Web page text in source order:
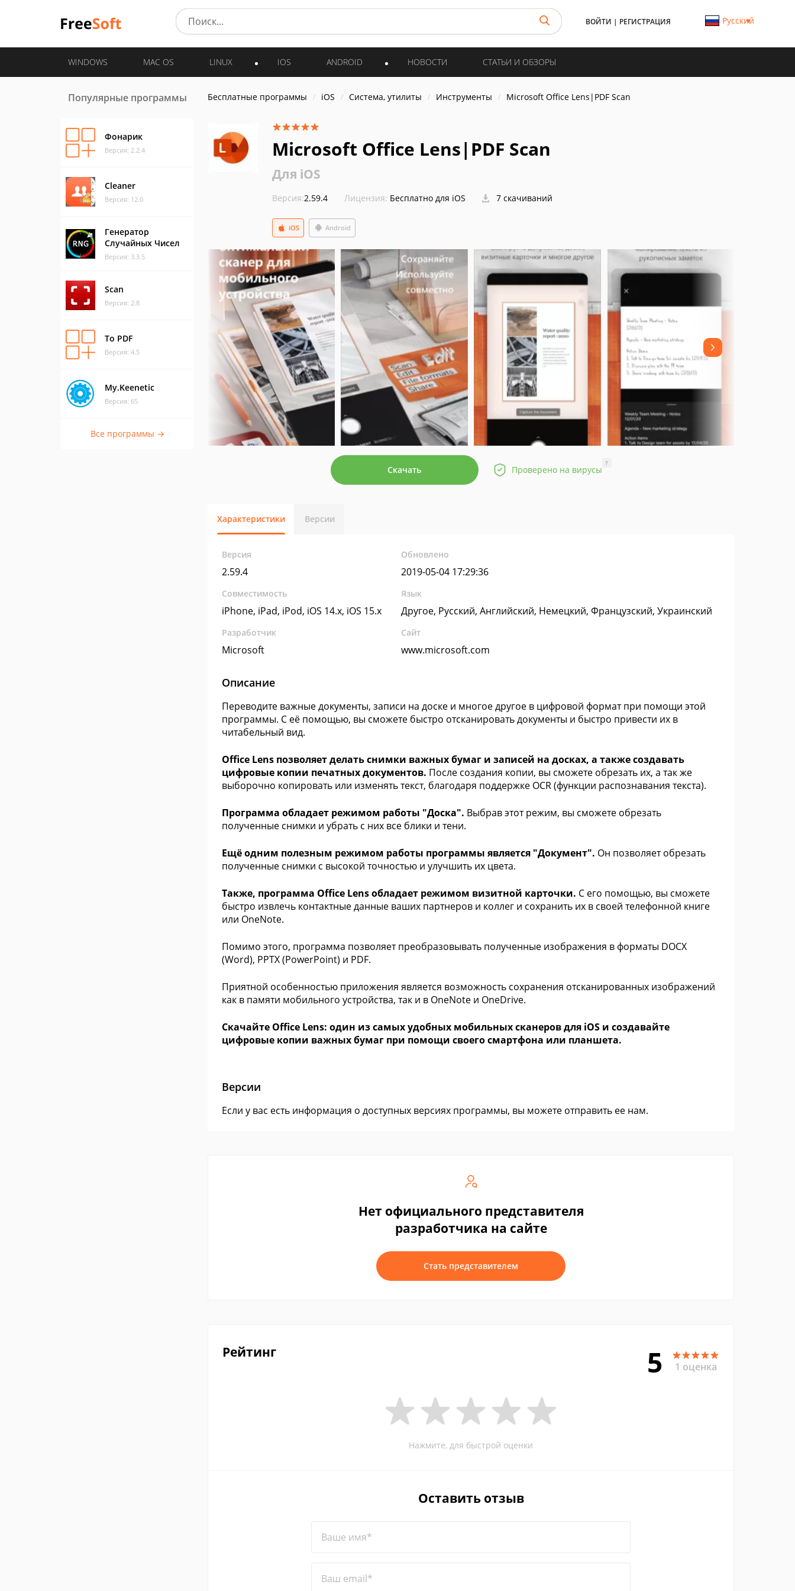
ВОЙТИ | РЕГИСТРАЦИЯ Русский
WINDOWS MAC OS LINUX IOS ANDROID НОВОСТИ СТАТЬИ И ОБЗОРЫ
Популярные программы
Фонарик
Версия: 2.2.4
Cleaner
Версия: 12.0
Генератор
Случайных Чисел
Версия: 3.3.5
Scan
Версия: 2.8
To PDF
Версия: 4.5
My.Keenetic
Версия: 65
Все программы →
Бесплатные программы iOS Система, утилиты Инструменты Microsoft Office Lens|PDF Scan
Microsoft Office Lens|PDF Scan
Для iOS
Версия:2.59.4 Лицензия: Бесплатно для iOS 7 скачиваний
Android
iOS
Скачать Проверено на вирусы
?
Характеристики Версии
Версия
2.59.4
Обновлено
2019-05-04 17:29:36
Совместимость
iPhone, iPad, iPod, iOS 14.x, iOS 15.x
Язык
Другое, Русский, Английский, Немецкий, Французский, Украинский
Разработчик
Microsoft
Сайт
www.microsoft.com
Описание
Переводите важные документы, записи на доске и многое другое в цифровой формат при помощи этой
программы. С её помощью, вы сможете быстро отсканировать документы и быстро привести их в
читабельный вид.
Office Lens позволяет делать снимки важных бумаг и записей на досках, а также создавать
цифровые копии печатных документов. После создания копии, вы сможете обрезать их, а так же
выборочно копировать или изменять текст, благодаря поддержке OCR (функции распознавания текста).
Программа обладает режимом работы "Доска". Выбрав этот режим, вы сможете обрезать
полученные снимки и убрать с них все блики и тени.
Ещё одним полезным режимом работы программы является "Документ". Он позволяет обрезать
полученные снимки с высокой точностью и улучшить их цвета.
Также, программа Office Lens обладает режимом визитной карточки. С его помощью, вы сможете
быстро извлечь контактные данные ваших партнеров и коллег и сохранить их в своей телефонной книге
или OneNote.
Помимо этого, программа позволяет преобразовывать полученные изображения в форматы DOCX
(Word), PPTX (PowerPoint) и PDF.
Приятной особенностью приложения является возможность сохранения отсканированных изображений
как в памяти мобильного устройства, так и в OneNote и OneDrive.
Скачайте Office Lens: один из самых удобных мобильных сканеров для iOS и создавайте
цифровые копии важных бумаг при помощи своего смартфона или планшета.
Версии
Если у вас есть информация о доступных версиях программы, вы можете отправить ее нам.
Нет официального представителя
разработчика на сайте
Стать представителем
Рейтинг 5 1 оценка
Нажмите, для быстрой оценки
Оставить отзыв
Ваше имя*
Ваш email*